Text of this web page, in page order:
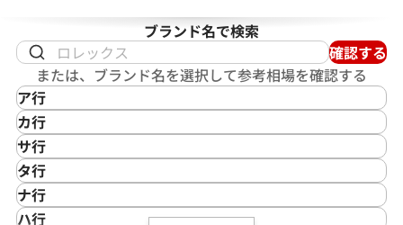
イトジャスト 126333NG シ
格
日時点の参考買取価格です
ロレックス デイトジャスト
ホワイトシェル文字盤
参考買取価格
2,950,000円
※2026年2月時点の参考買取価
ブランド名で検索
確認する
または、ブランド名を選択して参考相場を確認する
ア行
IKEPOD
アイクポッド
IWC
アイダブリューシー
Azimuth
カ行
CASIO
カシオ
Cartier
カルティエ
サ行
Saint Laurent
サンローラン
Shellman
タ行
TAG Heuer
タグ・ホイヤー
ナ行
NOMOS Glashütte
ハ行